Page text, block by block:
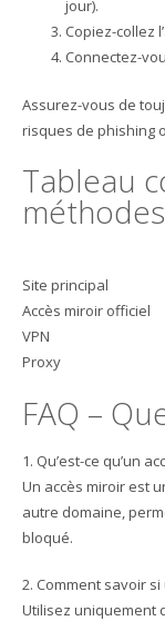
jour).
Copiez-collez
Connectez-
Assurez-vous de
risques de phishing
Tableau
méthodes
Site principal
Accès miroir officiel
VPN
Proxy
FAQ –
1. Qu’est-ce qu’un
Un accès miroir est
autre domaine,
bloqué.
2. Comment savoir
Utilisez uniquement